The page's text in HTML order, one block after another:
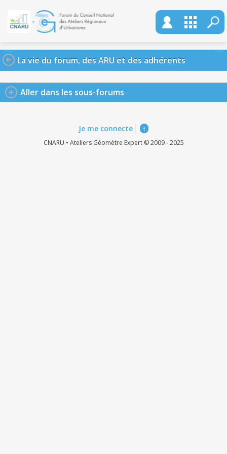
La vie du forum, des ARU et des adhérents
Aller dans les sous-forums
Je me connecte ↑
CNARU • Ateliers Géomètre Expert © 2009 - 2025